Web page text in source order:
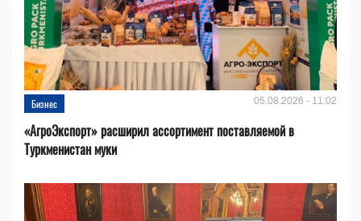
Бизнес 05.08.2026 - 11:02
«АгроЭкспорт» расширил ассортимент поставляемой в
Туркменистан муки